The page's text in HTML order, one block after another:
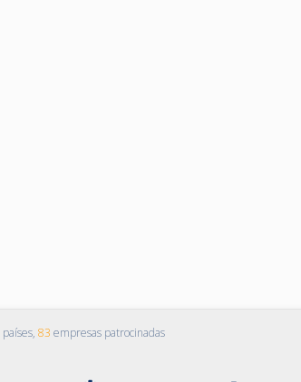
países, 83 empresas patrocinadas